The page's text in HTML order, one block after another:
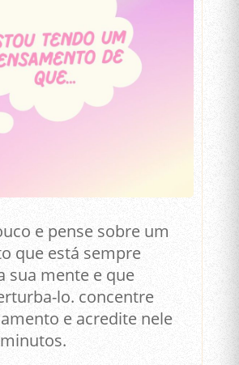
e pense sobre um
que está sempre
sua mente e que
lo. concentre
e acredite nele